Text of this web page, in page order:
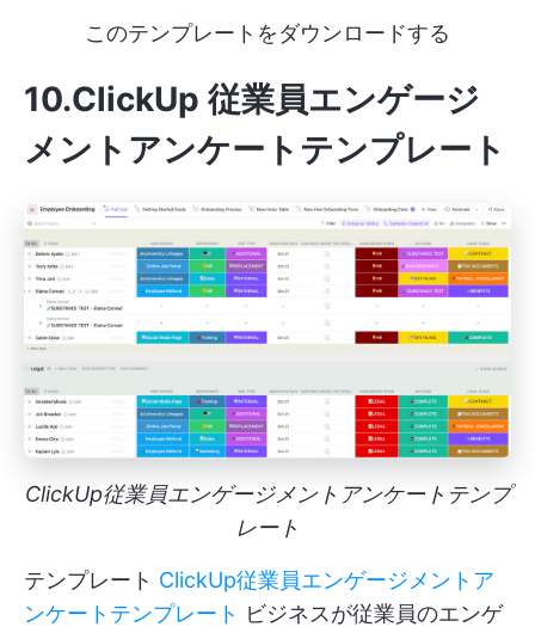
このテンプレートをダウンロードする
10.ClickUp 従業員エンゲージ
メントアンケートテンプレート
ClickUp従業員エンゲージメントアンケートテンプ
レート
テンプレート ClickUp従業員エンゲージメントア
ンケートテンプレート ビジネスが従業員のエンゲ